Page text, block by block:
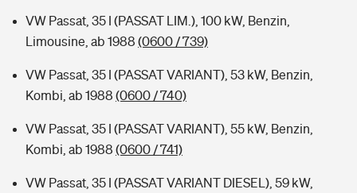
VW Passat, 35 I (PASSAT LIM.), 100 kW, Benzin,
Limousine, ab 1988 (0600 / 739)
VW Passat, 35 I (PASSAT VARIANT), 53 kW, Benzin,
Kombi, ab 1988 (0600 / 740)
VW Passat, 35 I (PASSAT VARIANT), 55 kW, Benzin,
Kombi, ab 1988 (0600 / 741)
VW Passat, 35 I (PASSAT VARIANT DIESEL), 59 kW,